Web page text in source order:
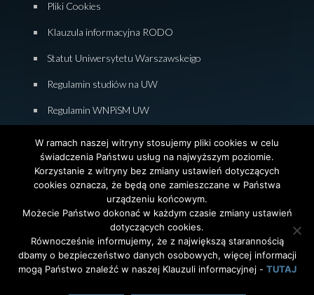
Pliki Cookies
Klauzula informacyjna RODO
Statut Uniwersytetu Warszawskeigo
Regulamin studiów na UW
Regulamin WNPiSM UW
Deklaracja dostępności WNPiSM
© 2026 Wydział Nauk Politycznych i Studiów
Międzynarodowych. Uniwersytet Warszawski. All Rights
Reserved. Projekt i realizacja stronyAgencjaInterAktywni
W ramach naszej witryny stosujemy pliki cookies w celu
świadczenia Państwu usług na najwyższym poziomie.
Korzystanie z witryny bez zmiany ustawień dotyczących
cookies oznacza, że będą one zamieszczane w Państwa
urządzeniu końcowym.
Możecie Państwo dokonać w każdym czasie zmiany ustawień
dotyczących cookies.
Równocześnie informujemy, że z największą starannością
dbamy o bezpieczeństwo danych osobowych, więcej informacji
mogą Państwo znaleźć w naszej Klauzuli informacyjnej - TUTAJ